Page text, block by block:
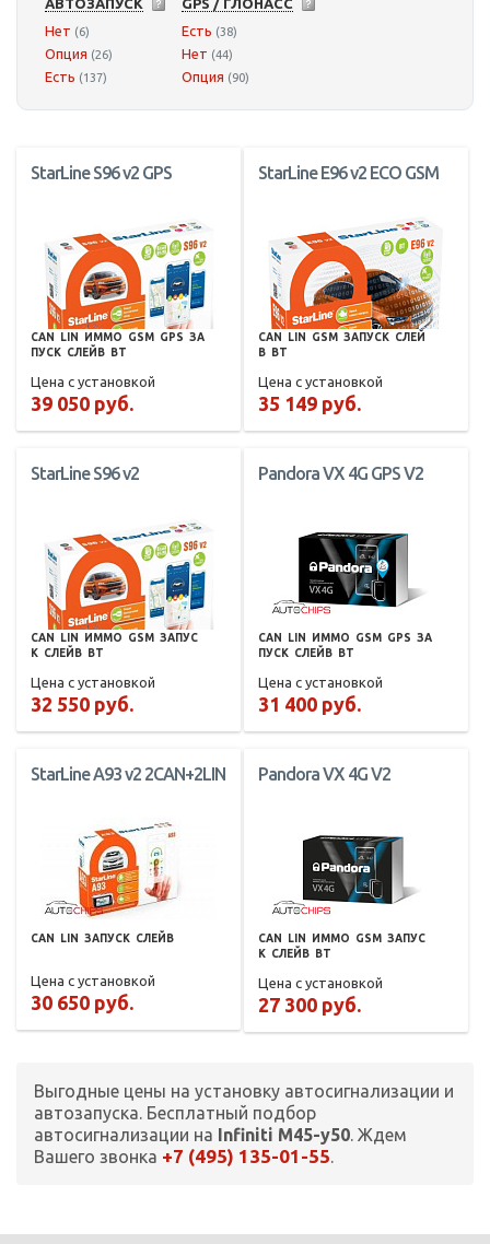
АВТОЗАПУСК
Нет (6)
Опция (26)
Есть (137)
GPS / ГЛОНАСС
Есть (38)
Нет (44)
Опция (90)
StarLine S96 v2 GPS
CAN LIN ИММО GSM GPS ЗА
ПУСК СЛЕЙВ BT
Цена с установкой
39 050 руб.
StarLine E96 v2 ECO GSM
CAN LIN GSM ЗАПУСК СЛЕЙ
В
BT
Цена с установкой
35 149 руб.
StarLine S96 v2
CAN LIN ИММО GSM ЗАПУС
К СЛЕЙВ BT
Цена с установкой
32 550 руб.
Pandora VX 4G GPS V2
CAN LIN ИММО GSM GPS ЗА
ПУСК СЛЕЙВ BT
Цена с установкой
31 400 руб.
StarLine A93 v2 2CAN+2LIN
CAN LIN ЗАПУСК СЛЕЙВ
Цена с установкой
30 650 руб.
Pandora VX 4G V2
CAN LIN ИММО GSM ЗАПУС
К СЛЕЙВ BT
Цена с установкой
27 300 руб.
Выгодные цены на установку автосигнализации и
автозапуска. Бесплатный подбор
автосигнализации на
Infiniti M45-y50. Ждем
Вашего звонка +7 (495) 135-01-55.